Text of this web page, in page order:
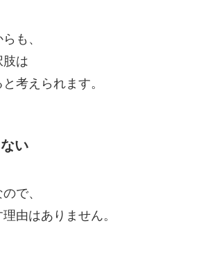
も、
肢は
考えられます。
い
で、
由はありません。